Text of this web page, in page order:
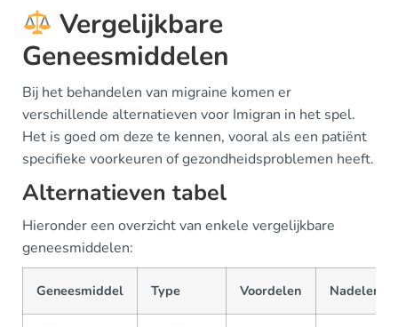
Vergelijkbare
Geneesmiddelen
Bij het behandelen van migraine komen er
verschillende alternatieven voor Imigran in het spel.
Het is goed om deze te kennen, vooral als een patiënt
specifieke voorkeuren of gezondheidsproblemen heeft.
Alternatieven tabel
Hieronder een overzicht van enkele vergelijkbare
geneesmiddelen:
Geneesmiddel Type Voordelen Nadelen